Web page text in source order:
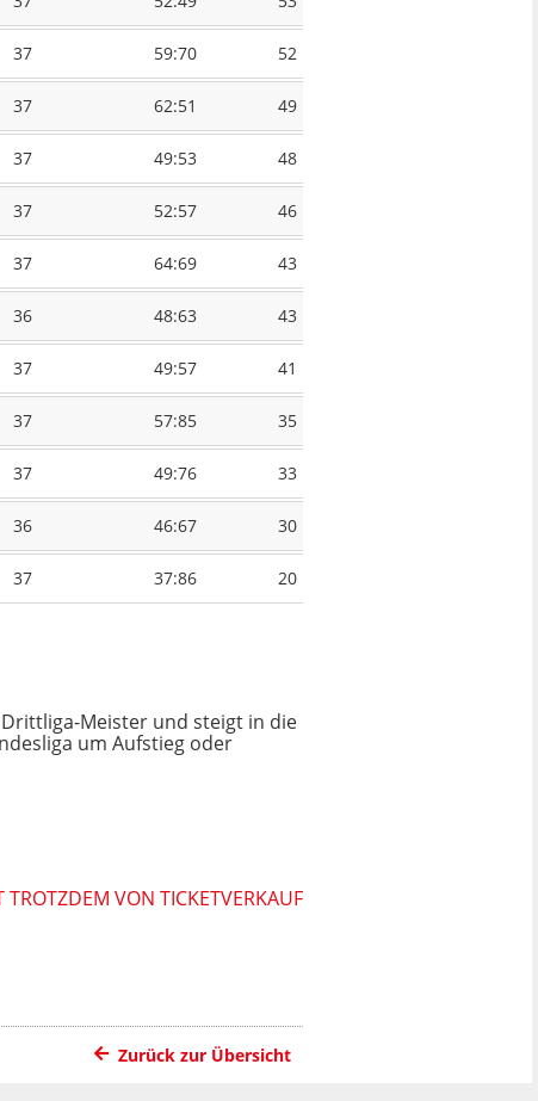
37 59:70 52
37 62:51 49
37 49:53 48
37 52:57 46
37 64:69 43
36 48:63 43
37 49:57 41
37 57:85 35
37 49:76 33
36 46:67 30
37 37:86
20
Meister und steigt in die
um Aufstieg oder
VON TICKETVERKAUF
Zurück zur Übersicht